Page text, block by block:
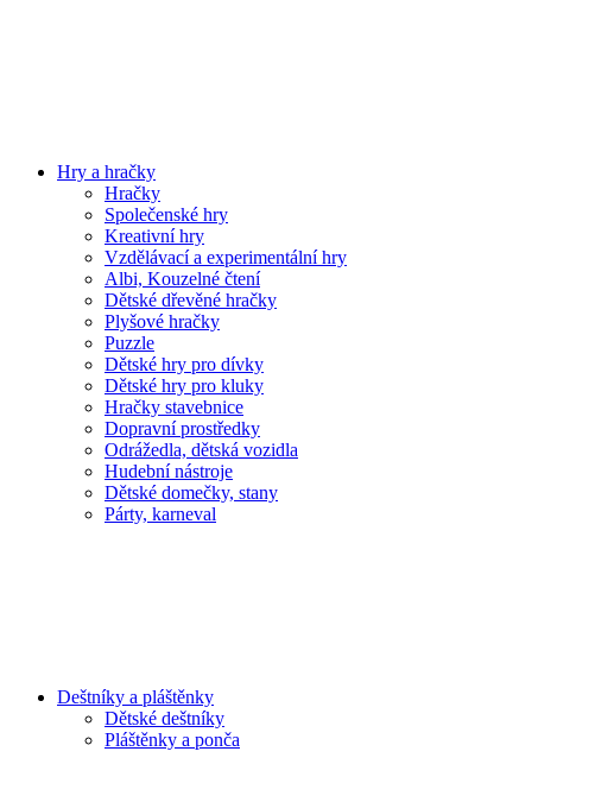
Hry a hračky
Hračky
Společenské hry
Kreativní hry
Vzdělávací a experimentální hry
Albi, Kouzelné čtení
Dětské dřevěné hračky
Plyšové hračky
Puzzle
Dětské hry pro dívky
Dětské hry pro kluky
Hračky stavebnice
Dopravní prostředky
Odrážedla, dětská vozidla
Hudební nástroje
Dětské domečky, stany
Párty, karneval
Deštníky a pláštěnky
Dětské deštníky
Pláštěnky a ponča